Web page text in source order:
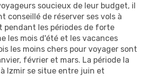
soucieux de leur budget, il
conseillé de réserver ses vols à
pendant les périodes de forte
les mois d'été et les vacances
les moins chers pour voyager sont
février et mars. La période la
Izmir se situe entre juin et